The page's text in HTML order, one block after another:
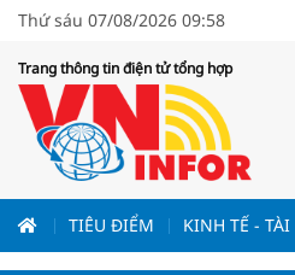
Thứ sáu 07/08/2026 09:58
Trang thông tin điện tử tổng hợp
TIÊU ĐIỂM KINH TẾ -